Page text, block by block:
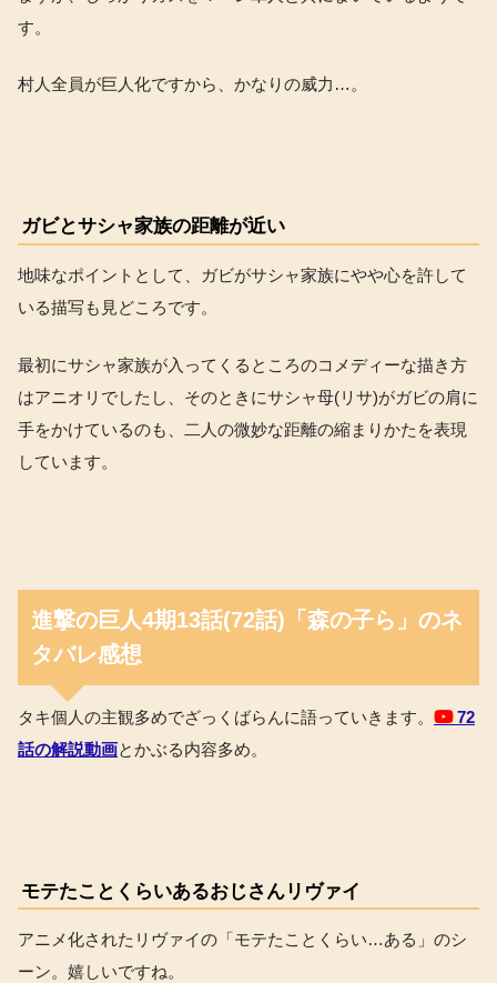
す。
村人全員が巨人化ですから、かなりの威力…。
ガビとサシャ家族の距離が近い
地味なポイントとして、ガビがサシャ家族にやや心を許して
いる描写も見どころです。
最初にサシャ家族が入ってくるところのコメディーな描き方
はアニオリでしたし、そのときにサシャ母(リサ)がガビの肩に
手をかけているのも、二人の微妙な距離の縮まりかたを表現
しています。
進撃の巨人4期13話(72話)「森の子ら」のネ
タバレ感想
タキ個人の主観多めでざっくばらんに語っていきます。
72
話の解説動画とかぶる内容多め。
モテたことくらいあるおじさんリヴァイ
アニメ化されたリヴァイの「モテたことくらい…ある」のシ
ーン。嬉しいですね。